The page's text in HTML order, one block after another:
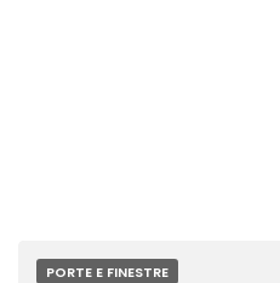
PORTE E FINESTRE